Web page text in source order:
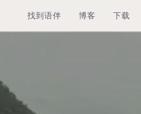
找到语伴 博客 下载